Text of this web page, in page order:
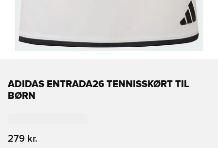
ADIDAS ENTRADA26 TENNISSKØRT TIL
BØRN
279 kr.